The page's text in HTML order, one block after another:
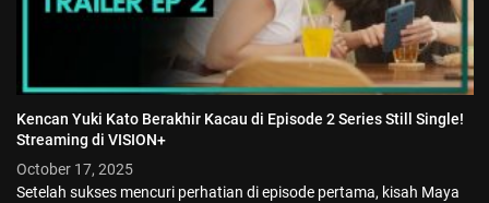
Kencan Yuki Kato Berakhir Kacau di Episode 2 Series Still Single!
Streaming di VISION+
October 17, 2025
Setelah sukses mencuri perhatian di episode pertama, kisah Maya